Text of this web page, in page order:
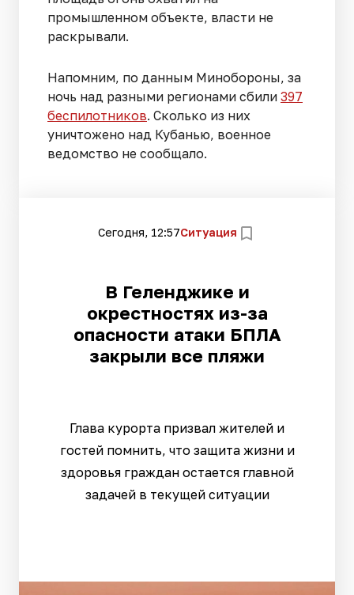
промышленном объекте, власти не
раскрывали.
Напомним, по данным Минобороны, за
ночь над разными регионами сбили 397
беспилотников. Сколько из них
уничтожено над Кубанью, военное
ведомство не сообщало.
Сегодня, 12:57Ситуация
В Геленджике и
окрестностях из-за
опасности атаки БПЛА
закрыли все пляжи
Глава курорта призвал жителей и
гостей помнить, что защита жизни и
здоровья граждан остается главной
задачей в текущей ситуации